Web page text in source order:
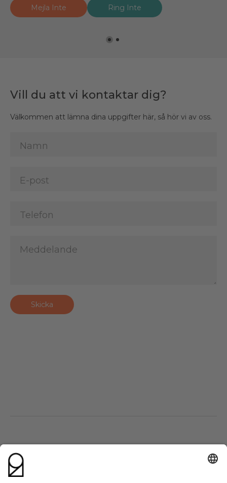
Mejla Inte Ring Inte
Mejla Carina Ring Carina
Vill du att vi kontaktar dig?
Välkommen att lämna dina uppgifter här, så hör vi av oss.